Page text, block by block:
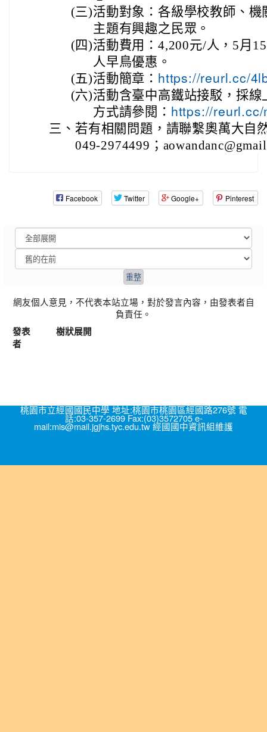
(三)活動對象：各級學校教師、
主題有興趣之民眾。
(四)活動費用：4,200元/人，5月
人早鳥優惠。
(五)活動簡章： https://reurl.cc/
(六)活動含臺中高鐵站接駁，採
方式請參閱： https://reurl.cc/
三、 若有相關問題，請聯繫奧萬大自
049-2974499；
Facebook Twitter Google+ Pinterest
網友個人意見，不代表本站立場，對於發言內容，由發表者自
負責任。
發表
者
樹狀展開
桃園市立經國國民中學 地址:桃園市桃園區經國路276號 電
話:03-357-2699 Fax:(03)3572705 e-
mail:mis@mail.jgjhs.tyc.edu.tw 經國國中資訊組維護